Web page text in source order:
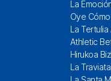
La
Oye Cómo
La
Athletic
Hirukoa
La Traviata